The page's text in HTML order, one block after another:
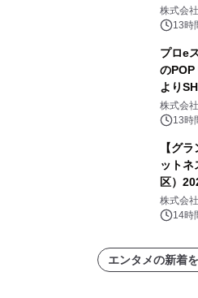
株式会
13時
プロe
のPOP
より
開催決
株式会
13時
【グ
ットネ
区）
中無休
株式会
14時
エンタメの新着